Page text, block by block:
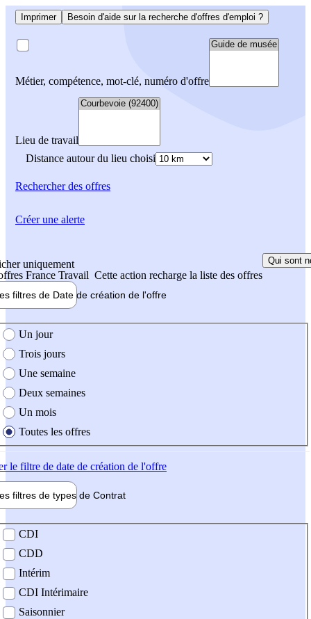
Imprimer Besoin d'aide sur la recherche d'offres d'emploi ?
Métier, compétence, mot-clé, numéro d'offre
Lieu de travail
Distance autour du lieu choisi
Rechercherdes offres
uniquement
France Travail Cette action recharge la liste des offres
Qui sont
filtres de Date de création de l'offre
création de l'offre
Un jour
Trois jours
Une semaine
Deux semaines
Un mois
Toutes les offres
le filtre de date de création de l'offre
filtres de types de Contrat
contrat
CDI
CDD
Intérim
CDI Intérimaire
Saisonnier
Créer une alerte